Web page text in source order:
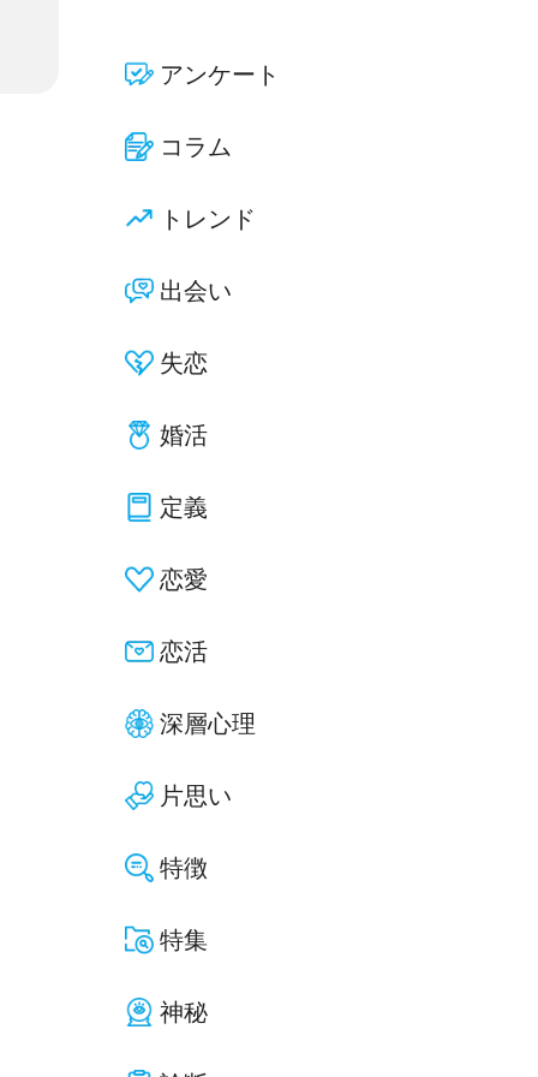
アンケート
コラム
トレンド
出会い
失恋
婚活
定義
恋愛
恋活
深層心理
片思い
特徴
特集
神秘